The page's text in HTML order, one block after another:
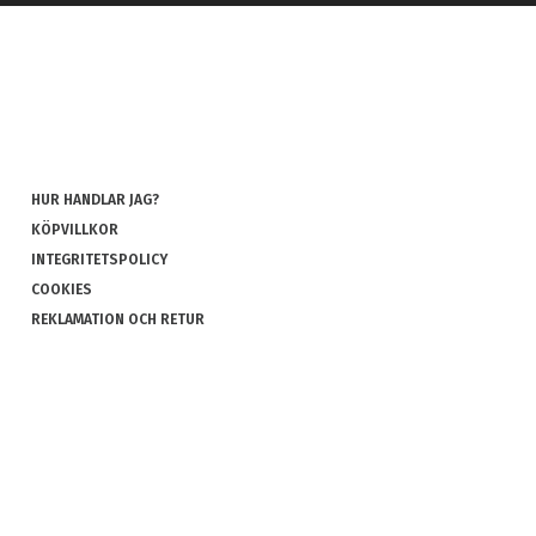
HUR HANDLAR JAG?
KÖPVILLKOR
INTEGRITETSPOLICY
COOKIES
REKLAMATION OCH RETUR